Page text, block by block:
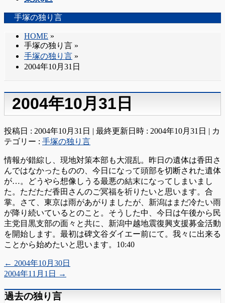
手塚の独り言
HOME »
手塚の独り言 »
手塚の独り言 »
2004年10月31日
2004年10月31日
投稿日 : 2004年10月31日 最終更新日時 : 2004年10月31日
カ
テゴリー : 手塚の独り言
情報が錯綜し、現地対策本部も大混乱。昨日の遺体は香田さ
んではなかったものの、今日になって頭部を切断された遺体
が…。どうやら想像しうる最悪の結末になってしまいまし
た。ただただ香田さんのご冥福を祈りたいと思います。合
掌。さて、東京は雨があがりましたが、新潟はまだ冷たい雨
が降り続いているとのこと。そうした中、今日は午後から民
主党目黒支部の面々と共に、新潟中越地震復興支援募金活動
を開始します。最初は碑文谷ダイエー前にて。我々に出来る
ことから始めたいと思います。10:40
← 2004年10月30日
2004年11月1日
→
過去の独り言